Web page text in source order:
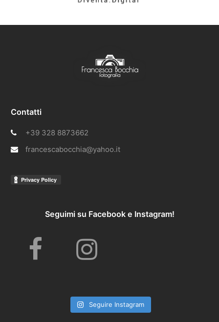
Contatti
+39 328 8873662
francescabocchia@yahoo.it
Seguimi su Facebook e Instagram!
I
Seguire Instagram